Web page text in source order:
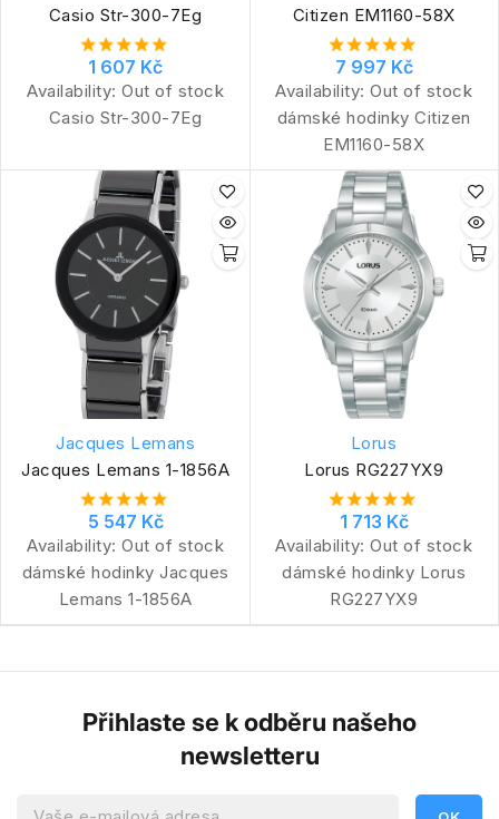
Casio Str-300-7Eg
1 607 Kč
Availability: Out of stock
Casio Str-300-7Eg
Citizen EM1160-58X
7 997 Kč
Availability: Out of stock
dámské hodinky Citizen
EM1160-58X
Jacques Lemans
Jacques Lemans 1-1856A
5 547 Kč
Availability: Out of stock
dámské hodinky Jacques
Lemans 1-1856A
Lorus
Lorus RG227YX9
1 713 Kč
Availability: Out of stock
dámské hodinky Lorus
RG227YX9
Přihlaste se k odběru našeho
newsletteru